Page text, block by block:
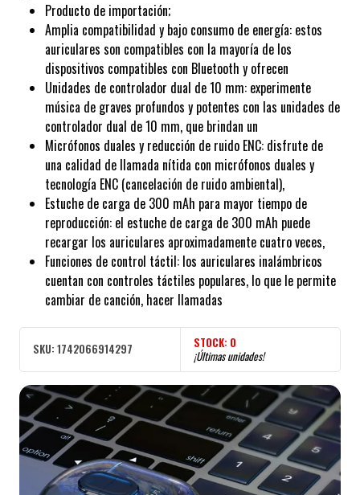
Producto de importación;
Amplia compatibilidad y bajo consumo de energía: estos
auriculares son compatibles con la mayoría de los
dispositivos compatibles con Bluetooth y ofrecen
Unidades de controlador dual de 10 mm: experimente
música de graves profundos y potentes con las unidades de
controlador dual de 10 mm, que brindan un
Micrófonos duales y reducción de ruido ENC: disfrute de
una calidad de llamada nítida con micrófonos duales y
tecnología ENC (cancelación de ruido ambiental),
Estuche de carga de 300 mAh para mayor tiempo de
reproducción: el estuche de carga de 300 mAh puede
recargar los auriculares aproximadamente cuatro veces,
Funciones de control táctil: los auriculares inalámbricos
cuentan con controles táctiles populares, lo que le permite
cambiar de canción, hacer llamadas
SKU: 1742066914297 STOCK: 0
¡Últimas unidades!